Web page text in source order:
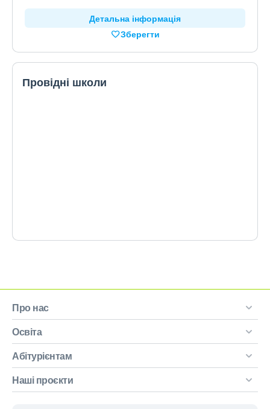
Детальна інформація
Зберегти
Провідні школи
Про нас
Освіта
Абітурієнтам
Наші проєкти